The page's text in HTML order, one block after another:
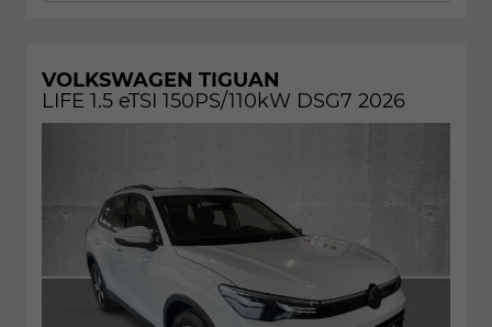
VOLKSWAGEN TIGUAN
LIFE 1.5 eTSI 150PS/110kW DSG7 2026